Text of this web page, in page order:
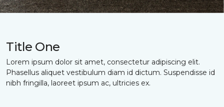
Title One
Lorem ipsum dolor sit amet, consectetur adipiscing elit.
Phasellus aliquet vestibulum diam id dictum. Suspendisse id
nibh fringilla, laoreet ipsum ac, ultricies ex.